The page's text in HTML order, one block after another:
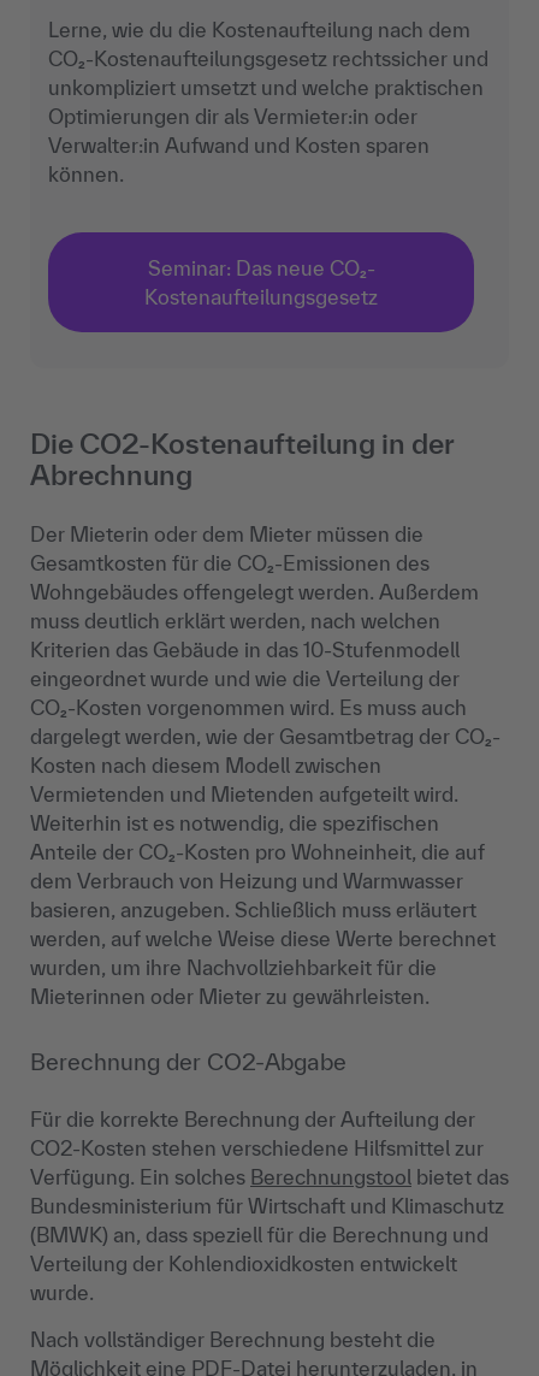
Lerne, wie du die Kostenaufteilung nach dem
CO₂-Kostenaufteilungsgesetz rechtssicher und
unkompliziert umsetzt und welche praktischen
Optimierungen dir als Vermieter:in oder
Verwalter:in Aufwand und Kosten sparen
können.
Seminar: Das neue CO₂-
Kostenaufteilungsgesetz
Die CO2-Kostenaufteilung in der
Abrechnung
Der Mieterin oder dem Mieter müssen die
Gesamtkosten für die CO₂-Emissionen des
Wohngebäudes offengelegt werden. Außerdem
muss deutlich erklärt werden, nach welchen
Kriterien das Gebäude in das 10-Stufenmodell
eingeordnet wurde und wie die Verteilung der
CO₂-Kosten vorgenommen wird. Es muss auch
dargelegt werden, wie der Gesamtbetrag der CO₂-
Kosten nach diesem Modell zwischen
Vermietenden und Mietenden aufgeteilt wird.
Weiterhin ist es notwendig, die spezifischen
Anteile der CO₂-Kosten pro Wohneinheit, die auf
dem Verbrauch von Heizung und Warmwasser
basieren, anzugeben. Schließlich muss erläutert
werden, auf welche Weise diese Werte berechnet
wurden, um ihre Nachvollziehbarkeit für die
Mieterinnen oder Mieter zu gewährleisten.
Berechnung der CO2-Abgabe
Für die korrekte Berechnung der Aufteilung der
CO2-Kosten stehen verschiedene Hilfsmittel zur
Verfügung. Ein solches Berechnungstool
bietet das
Bundesministerium für Wirtschaft und Klimaschutz
(BMWK) an, dass speziell für die Berechnung und
Verteilung der Kohlendioxidkosten entwickelt
wurde.
Nach vollständiger Berechnung besteht die
Möglichkeit eine PDF-Datei herunterzuladen, in